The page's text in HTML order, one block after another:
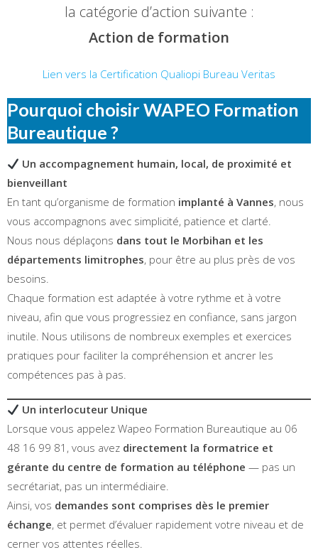
la catégorie d’action suivante :
Action de formation
Lien vers la Certification Qualiopi Bureau Veritas
Pourquoi choisir WAPEO Formation
Bureautique ?
Un accompagnement humain, local, de proximité et
bienveillant
En tant qu’organisme de formation implanté à Vannes, nous
vous accompagnons avec simplicité, patience et clarté.
Nous nous déplaçons dans tout le Morbihan et les
départements limitrophes, pour être au plus près de vos
besoins.
Chaque formation est adaptée à votre rythme et à votre
niveau, afin que vous progressiez en confiance, sans jargon
inutile. Nous utilisons de nombreux exemples et exercices
pratiques pour faciliter la compréhension et ancrer les
compétences pas à pas.
Un interlocuteur Unique
Lorsque vous appelez Wapeo Formation Bureautique au 06
48 16 99 81, vous avez directement la formatrice et
gérante du centre de formation au téléphone — pas un
secrétariat, pas un intermédiaire.
Ainsi, vos demandes sont comprises dès le premier
échange, et permet d’évaluer rapidement votre niveau et de
cerner vos attentes réelles.